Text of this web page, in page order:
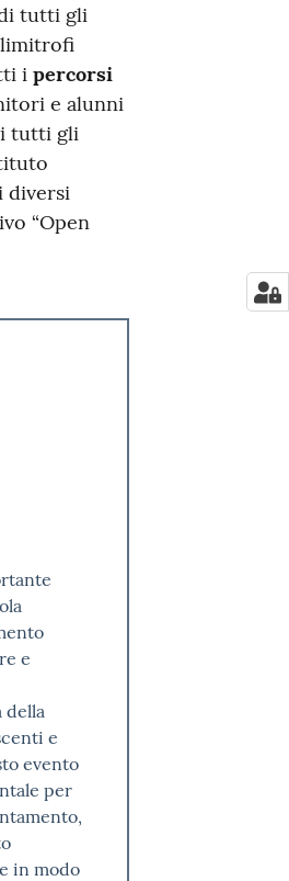
tutti gli
i percorsi
e alunni
tutti gli
diversi
“Open
e
della
e
evento
per
in modo